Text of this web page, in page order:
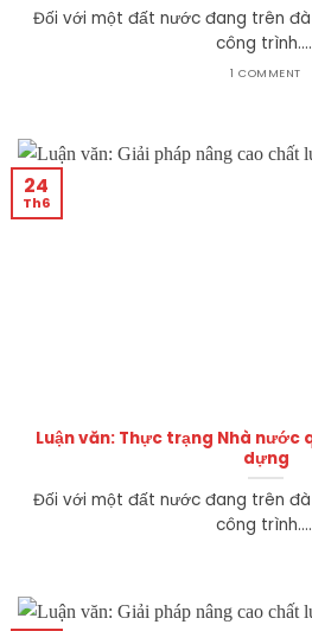
Đối với một đất nước đang trên
công
1 COMMENT
Luận văn: Thực trạng Nhà
dựng
Đối với một đất nước đang trên
công
24
Th6